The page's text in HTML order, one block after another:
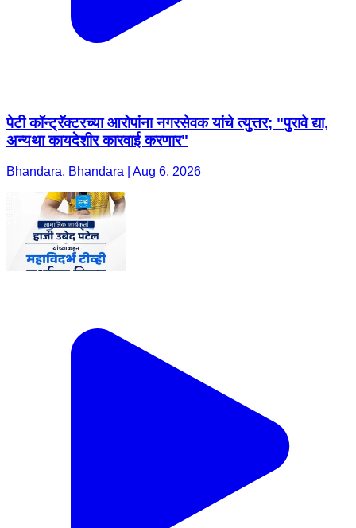
पेटी कॉन्ट्रॅक्टरच्या आरोपांना नगरसेवक यांचे त्युत्तर; "पुरावे द्या,
अन्यथा कायदेशीर कारवाई करणार"
Bhandara, Bhandara | Aug 6, 2026